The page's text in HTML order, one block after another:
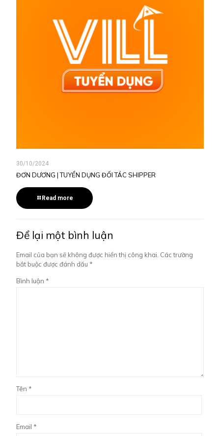
30/10/2024
ĐƠN DƯƠNG | TUYỂN DỤNG ĐỐI TÁC SHIPPER
Read more
Để lại một bình luận
Email của bạn sẽ không được hiển thị công khai. Các trường
bắt buộc được đánh dấu *
Bình luận *
Tên *
Email *